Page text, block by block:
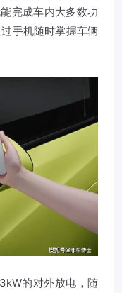
完成车内大多数功
手机随时掌握车辆
的对外放电，随